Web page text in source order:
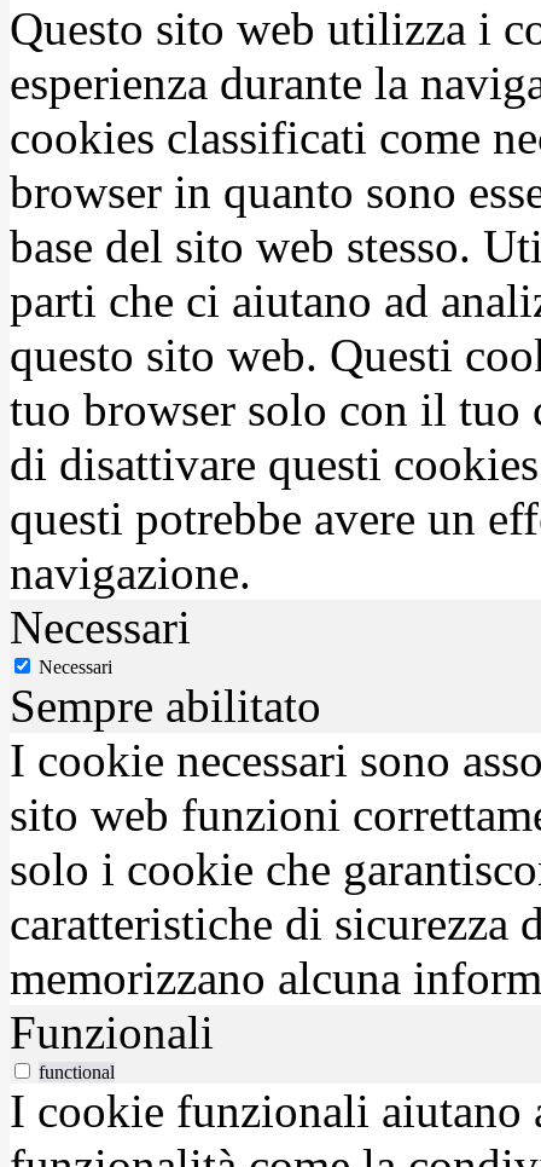
Questo sito web utilizza i
esperienza durante la
cookies classificati come
browser in quanto sono
base del sito web stesso.
parti che ci aiutano ad
questo sito web. Questi
tuo browser solo con il tuo
di disattivare questi
questi potrebbe avere un
navigazione.
Necessari
Necessari
Sempre abilitato
I cookie necessari sono
sito web funzioni
solo i cookie che
caratteristiche di sicurezza
memorizzano alcuna
Funzionali
functional
I cookie funzionali aiutano